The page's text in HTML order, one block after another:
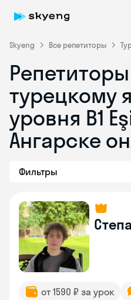
Skyeng Все репетиторы
турецкому
уровня B1
Ангарске
Фильтры
от 1590 ₽ за урок
Skyeng Chat